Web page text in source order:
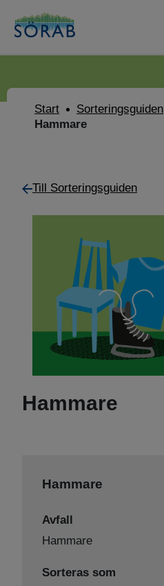
Start Sorteringsguiden
Hammare
Till Sorteringsguiden
Hammare
Hammare
Avfall
Hammare
Sorteras som